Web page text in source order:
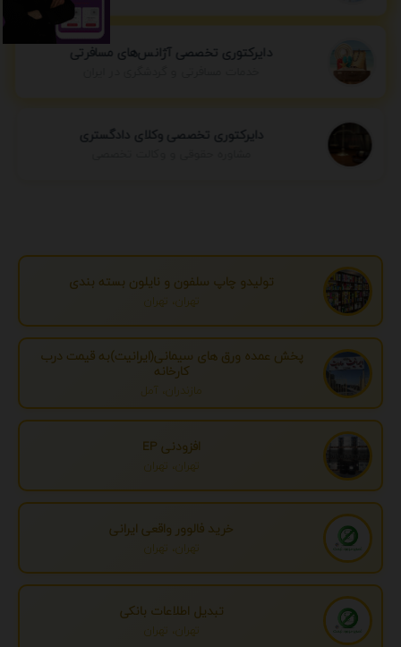
دایرکتوری تخصصی آژانس‌های مسافرتی
دایرکتوری تخصصی وکلای دادگستری
تولیدو چاپ سلفون و نایلون بسته بندی
تهران، تهران
پخش عمده ورق های سیمانی(ایرانیت)به قیمت درب
کارخانه
مازندران، آمل
افزودنی EP
تهران، تهران
خرید فالوور واقعی ایرانی
تهران، تهران
تبدیل اطلاعات بانکی
تهران، تهران